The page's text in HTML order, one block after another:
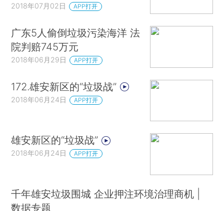
2018年07月02日 APP打开
广东5人偷倒垃圾污染海洋 法
院判赔745万元
2018年06月29日 APP打开
172.雄安新区的“垃圾战”
2018年06月24日 APP打开
雄安新区的“垃圾战”
2018年06月24日 APP打开
千年雄安垃圾围城 企业押注环境治理商机 |
数据专题